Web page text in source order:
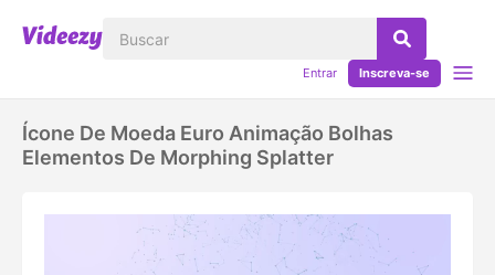
Entrar Inscreva-se
Ícone De Moeda Euro Animação Bolhas
Elementos De Morphing Splatter